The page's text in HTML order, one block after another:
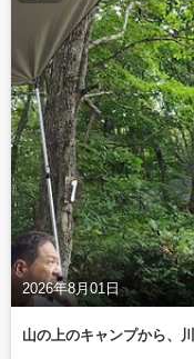
2026年8月01日
山の上のキャンプから、